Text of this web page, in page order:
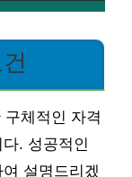
체적인 자격
. 성공적인
설명드리겠